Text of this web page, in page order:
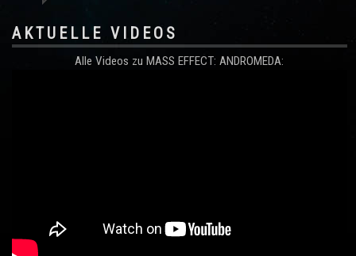
AKTUELLE VIDEOS
Alle Videos zu MASS EFFECT: ANDROMEDA: